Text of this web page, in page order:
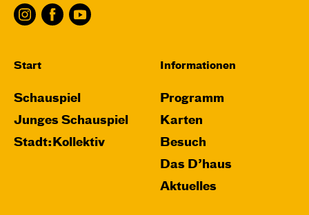
Start
Schauspiel
Junges Schauspiel
Stadt:Kollektiv
Informationen
Programm
Karten
Besuch
Das D’haus
Aktuelles